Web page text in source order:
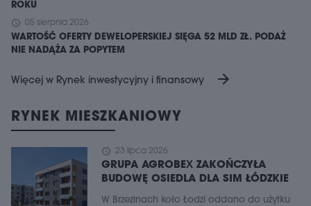
ROKU
schedule 05 sierpnia 2026
WARTOŚĆ OFERTY DEWELOPERSKIEJ SIĘGA 52 MLD ZŁ. PODAŻ
NIE NADĄŻA ZA POPYTEM
Więcej w Rynek inwestycyjny i finansowy arrow_forward
RYNEK MIESZKANIOWY
schedule 23 lipca 2026
GRUPA AGROBEX ZAKOŃCZYŁA
BUDOWĘ OSIEDLA DLA SIM ŁÓDZKIE
W Brzezinach koło Łodzi oddano do użytku